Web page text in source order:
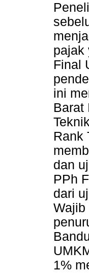
pajak
Final
ini
Barat
Rank
dan
PPh
dari
Wajib
1%